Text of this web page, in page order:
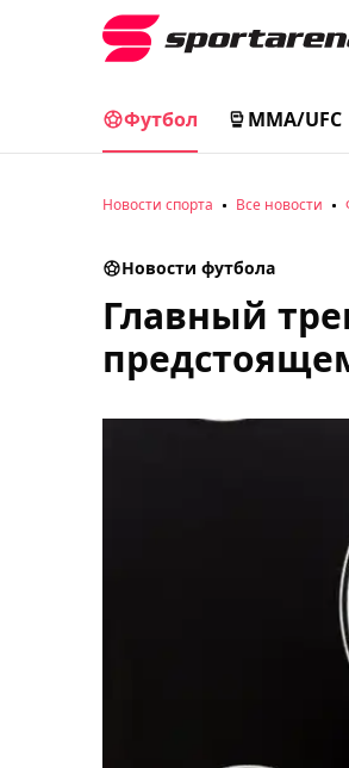
Футбол MMA/UFC
Новости спорта Все новости
Новости футбола
Главный